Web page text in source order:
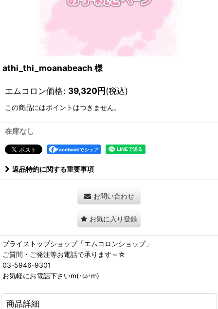
athi_thi_moanabeach 様
エムコロン価格: 39,320円(税込)
この商品にはポイントはつきません。
在庫なし
Facebookでシェア
返品特約に関する重要事項
お問い合わせ
お気に入り登録
ブライストップショップ「エムコロンショップ」
ご質問・ご発注等お電話で承ります～☆
03-5946-9301
お気軽にお電話下さいm(･ω･m)
商品詳細